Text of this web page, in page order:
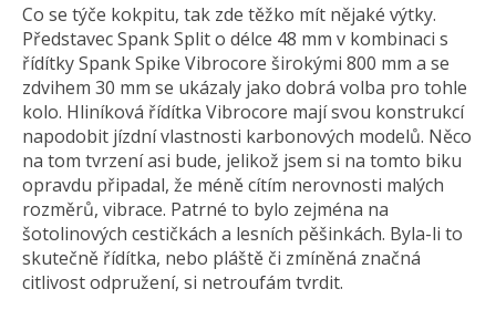
Co se týče kokpitu, tak zde těžko mít nějaké výtky.
Představec Spank Split o délce 48 mm v kombinaci s
řídítky Spank Spike Vibrocore širokými 800 mm a se
zdvihem 30 mm se ukázaly jako dobrá volba pro tohle
kolo. Hliníková řídítka Vibrocore mají svou konstrukcí
napodobit jízdní vlastnosti karbonových modelů. Něco
na tom tvrzení asi bude, jelikož jsem si na tomto biku
opravdu připadal, že méně cítím nerovnosti malých
rozměrů, vibrace. Patrné to bylo zejména na
šotolinových cestičkách a lesních pěšinkách. Byla-li to
skutečně řídítka, nebo pláště či zmíněná značná
citlivost odpružení, si netroufám tvrdit.